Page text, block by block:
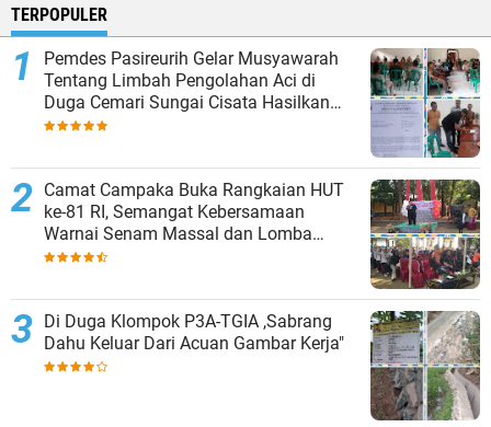
TERPOPULER
Pemdes Pasireurih Gelar Musyawarah
Tentang Limbah Pengolahan Aci di
Duga Cemari Sungai Cisata Hasilkan
Kesepakatan Tutup Sementara
Camat Campaka Buka Rangkaian HUT
ke-81 RI, Semangat Kebersamaan
Warnai Senam Massal dan Lomba
Karaoke Perangkat Desa
Di Duga Klompok P3A-TGIA ,Sabrang
Dahu Keluar Dari Acuan Gambar Kerja"